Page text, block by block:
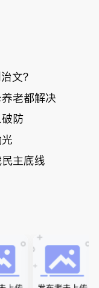
文？
老都解决
防
主底线